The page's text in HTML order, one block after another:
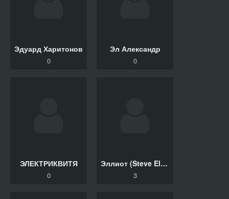
Эдуард Харитонов
0
Эл Александр
0
ЭЛЕКТРИКВИТЯ
0
Эллиот (Steve Elliott) Стив, Воробьева Ирина
3